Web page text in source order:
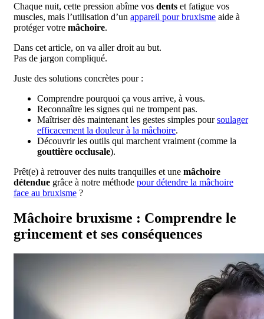
Chaque nuit, cette pression abîme vos dents et fatigue vos
muscles, mais l’utilisation d’un appareil pour bruxisme aide à
protéger votre mâchoire.
Dans cet article, on va aller droit au but.
Pas de jargon compliqué.
Juste des solutions concrètes pour :
Comprendre pourquoi ça vous arrive, à vous.
Reconnaître les signes qui ne trompent pas.
Maîtriser dès maintenant les gestes simples poursoulager
efficacement la douleur à la mâchoire.
Découvrir les outils qui marchent vraiment (comme la
gouttière occlusale).
Prêt(e) à retrouver des nuits tranquilles et une mâchoire
détendue grâce à notre méthode pour détendre la mâchoire
face au bruxisme ?
Mâchoire bruxisme : Comprendre le
grincement et ses conséquences